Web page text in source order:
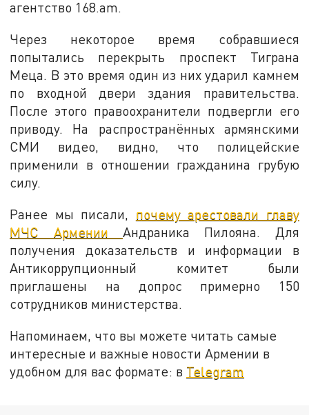
агентство 168.am.
Через некоторое время собравшиеся
попытались перекрыть проспект Тиграна
Меца. В это время один из них ударил камнем
по входной двери здания правительства.
После этого правоохранители подвергли его
приводу. На распространённых армянскими
СМИ видео, видно, что полицейские
применили в отношении гражданина грубую
силу.
Ранее мы писали, почему арестовали главу
МЧС Армении Андраника Пилояна. Для
получения доказательств и информации в
Антикоррупционный комитет были
приглашены на допрос примерно 150
сотрудников министерства.
Напоминаем, что вы можете читать самые
интересные и важные новости Армении в
удобном для вас формате: в Telegram